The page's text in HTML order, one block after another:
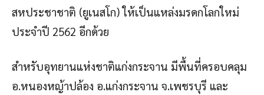
สหประชาชาติ (ยูเนสโก) ให้เป็นแหล่งมรดกโลกใหม่
ประจำปี 2562 อีกด้วย
สำหรับอุทยานแห่งชาติแก่งกระจาน มีพื้นที่ครอบคลุม
อ.หนองหญ้าปล้อง อ.แก่งกระจาน จ.เพชรบุรี และ